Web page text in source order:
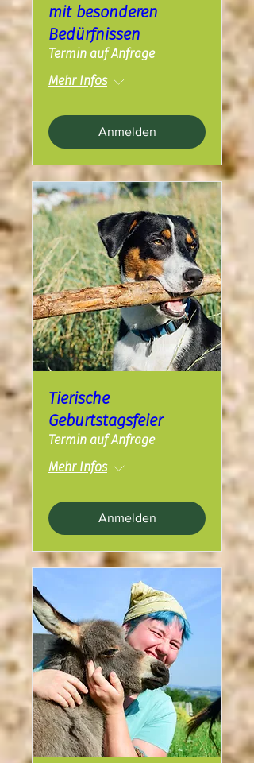
mit besonderen
Bedürfnissen​ ​
Termin auf Anfrage
Mehr Infos
Anmelden
Tierische
Geburtstagsfeier
Termin auf Anfrage
Mehr Infos
Anmelden